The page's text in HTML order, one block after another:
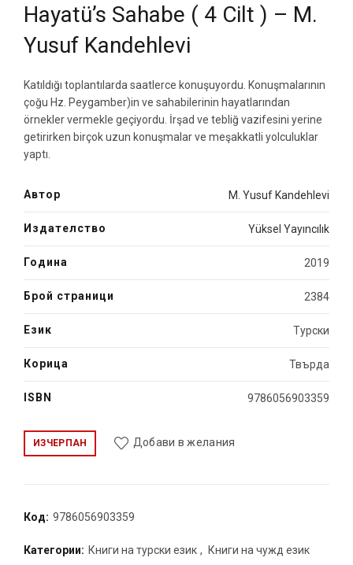
Hayatü’s Sahabe ( 4 Cilt ) – M.
Yusuf Kandehlevi
Katıldığı toplantılarda saatlerce konuşuyordu. Konuşmalarının
çoğu Hz. Peygamber)in ve sahabilerinin hayatlarından
örnekler vermekle geçiyordu. İrşad ve tebliğ vazifesini yerine
getirirken birçok uzun konuşmalar ve meşakkatli yolculuklar
yaptı.
Автор M. Yusuf Kandehlevi
Издателство Yüksel Yayıncılık
Година 2019
Брой страници 2384
Език Турски
Корица Твърда
ISBN 9786056903359
ИЗЧЕРПАН Добави в желания
Код: 9786056903359
Категории: Книги на турски език , Книги на чужд език